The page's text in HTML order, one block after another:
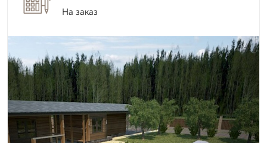
На заказ